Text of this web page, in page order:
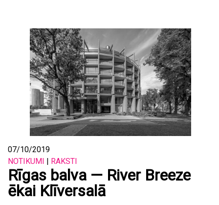
07/10/2019
NOTIKUMI | RAKSTI
Rīgas balva — River Breeze
ēkai Klīversalā